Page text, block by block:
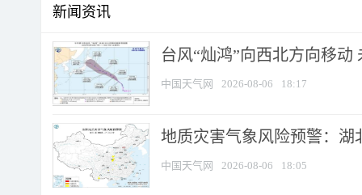
新闻资讯
台风“灿鸿”向西北方向移动
中国天气网 2026-08-06 18:17
地质灾害气象风险预警：湖
中国天气网 2026-08-06 18:05